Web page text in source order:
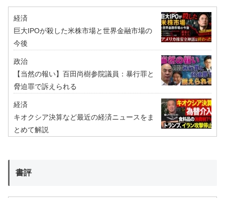
経済
巨大IPOが殺した米株市場と世界金融市場の
今後
政治
【当然の報い】百田尚樹参院議員：暴行罪と
脅迫罪で訴えられる
経済
キオクシア決算など最近の経済ニュースをま
とめて解説
書評